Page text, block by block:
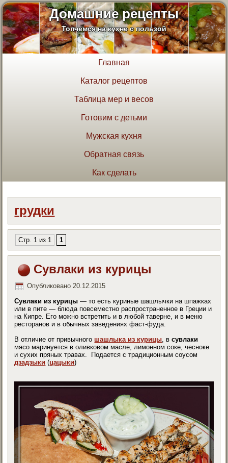
Домашние рецепты
Топчемся на кухне с пользой
Главная
Каталог рецептов
Таблица мер и весов
Готовим с детьми
Мужская кухня
Обратная связь
Как сделать
грудки
Стр. 1 из 1 1
Сувлаки из курицы
Опубликовано 20.12.2015
Сувлаки из курицы — то есть куриные шашлычки на шпажках
или в пите — блюда повсеместно распространенное в Греции и
на Кипре. Его можно встретить и в любой таверне, и в меню
ресторанов и в обычных заведениях фаст-фуда.
В отличие от привычного шашлыка из курицы, всувлаки
мясо маринуется в оливковом масле, лимонном соке, чесноке
и сухих пряных травах. Подается с традиционным соусом
дзадзыки (цацыки)